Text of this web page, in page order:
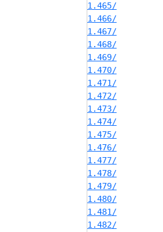
1.465/
1.466/
1.467/
1.468/
1.469/
1.470/
1.471/
1.472/
1.473/
1.474/
1.475/
1.476/
1.477/
1.478/
1.479/
1.480/
1.481/
1.482/